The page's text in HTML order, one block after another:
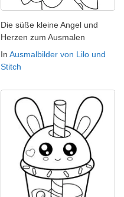
Die süße kleine Angel und
Herzen zum Ausmalen
In Ausmalbilder von Lilo und
Stitch